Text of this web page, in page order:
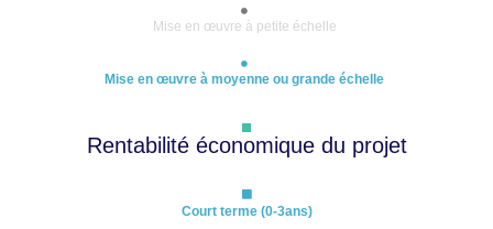
Mise en œuvre à petite échelle
Mise en œuvre à moyenne ou grande échelle
Rentabilité économique du projet
Court terme (0-3ans)